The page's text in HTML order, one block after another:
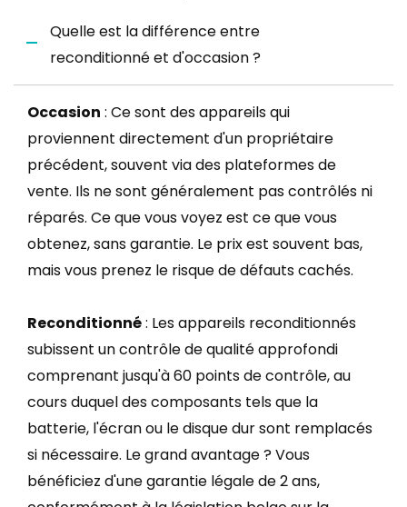
Quelle est la différence entre
reconditionné et d'occasion ?
Occasion : Ce sont des appareils qui
proviennent directement d'un propriétaire
précédent, souvent via des plateformes de
vente. Ils ne sont généralement pas contrôlés ni
réparés. Ce que vous voyez est ce que vous
obtenez, sans garantie. Le prix est souvent bas,
mais vous prenez le risque de défauts cachés.
Reconditionné: Les appareils reconditionnés
subissent un contrôle de qualité approfondi
comprenant jusqu'à 60 points de contrôle, au
cours duquel des composants tels que la
batterie, l'écran ou le disque dur sont remplacés
si nécessaire. Le grand avantage ? Vous
bénéficiez d'une garantie légale de 2 ans,